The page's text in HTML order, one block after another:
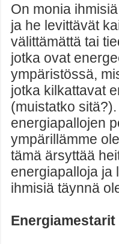
On monia
ja he levittävät
välittämättä tai
jotka ovat
ympäristössä,
jotka kilkattavat
(muistatko
energiapallojen
ympärillämme
tämä ärsyttää
energiapalloja ja
ihmisiä täynnä
Energiamestarit